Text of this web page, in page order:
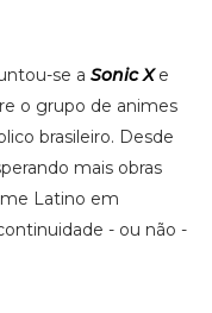
se a Sonic Xe
o grupo de animes
brasileiro. Desde
mais obras
Latino em
- ou não -